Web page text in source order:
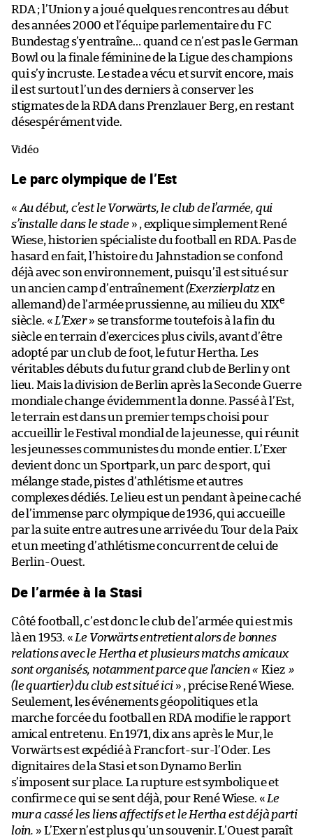
RDA ; l’Union y a joué quelques rencontres au début
des années 2000 et l’équipe parlementaire du FC
Bundestag s’y entraîne… quand ce n’est pas le German
Bowl ou la finale féminine de la Ligue des champions
qui s’y incruste. Le stade a vécu et survit encore, mais
il est surtout l’un des derniers à conserver les
stigmates de la RDA dans Prenzlauer Berg, en restant
désespérément vide.
Vidéo
Le parc olympique de l’Est
« Au début, c’est le Vorwärts, le club de l’armée, qui
s’installe dans le stade» , explique simplement René
Wiese, historien spécialiste du football en RDA. Pas de
hasard en fait, l’histoire du Jahnstadion se confond
déjà avec son environnement, puisqu’il est situé sur
un ancien camp d’entraînement(Exerzierplatzen
allemand) de l’armée prussienne, au milieu du XIXe
siècle. « L’Exer» se transforme toutefois à la fin du
siècle en terrain d’exercices plus civils, avant d’être
adopté par un club de foot, le futur Hertha. Les
véritables débuts du futur grand club de Berlin y ont
lieu. Mais la division de Berlin après la Seconde Guerre
mondiale change évidemment la donne. Passé à l’Est,
le terrain est dans un premier temps choisi pour
accueillir le Festival mondial de la jeunesse, qui réunit
les jeunesses communistes du monde entier. L’Exer
devient donc un Sportpark, un parc de sport, qui
mélange stade, pistes d’athlétisme et autres
complexes dédiés. Le lieu est un pendant à peine caché
de l’immense parc olympique de 1936, qui accueille
par la suite entre autres une arrivée du Tour de la Paix
et un meeting d’athlétisme concurrent de celui de
Berlin-Ouest.
De l’armée à la Stasi
Côté football, c’est donc le club de l’armée qui est mis
là en 1953. « Le Vorwärts entretient alors de bonnes
relations avec le Hertha et plusieurs matchs amicaux
sont organisés, notamment parce que l’ancien « Kiez »
(le quartier) du club est situé ici» , précise René Wiese.
Seulement, les événements géopolitiques et la
marche forcée du football en RDA modifie le rapport
amical entretenu. En 1971, dix ans après le Mur, le
Vorwärts est expédié à Francfort-sur-l’Oder. Les
dignitaires de la Stasi et son Dynamo Berlin
s’imposent sur place. La rupture est symbolique et
confirme ce qui se sent déjà, pour René Wiese. « Le
mur a cassé les liens affectifs et le Hertha est déjà parti
loin. » L’Exer n’est plus qu’un souvenir. L’Ouest paraît